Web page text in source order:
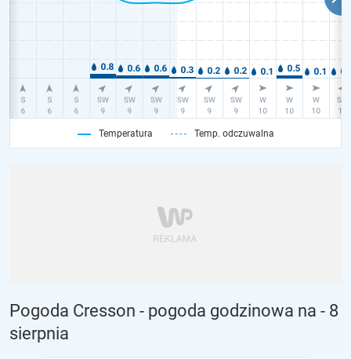
Temperatura Temp. odczuwalna
Pogoda Cresson - pogoda godzinowa na - 8
sierpnia